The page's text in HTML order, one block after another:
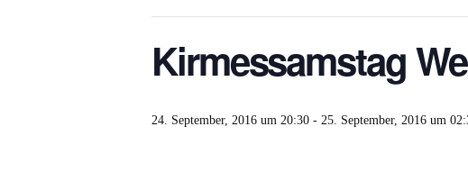
Kirmessamstag
24. September, 2016 um 20:30 - 25. September, 2016 um